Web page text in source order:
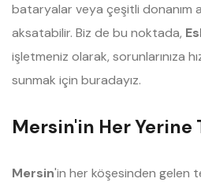
bataryalar veya çeşitli donanım
aksatabilir. Biz de bu noktada,
işletmeniz olarak, sorunlarınıza
sunmak için buradayız.
Mersin'in Her Yerine
Mersin'in her köşesinden gelen